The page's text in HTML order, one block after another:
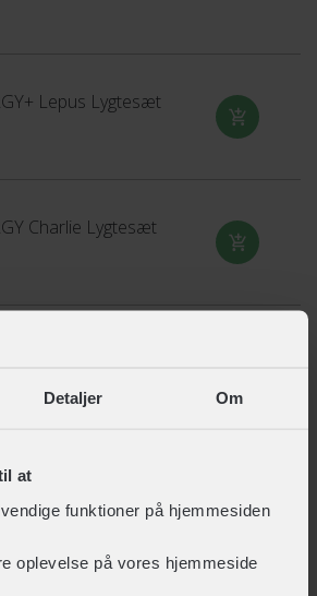
Detaljer Om
at
funktioner på hjemmesiden
oplevelse på vores hjemmeside
Lepus Lygtesæt
Charlie Lygtesæt
Aspin Lygtesæt
Ringeklokke m/EasyFix